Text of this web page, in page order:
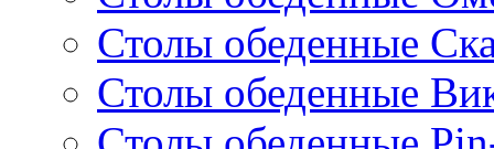
Столы обеденные
Столы обеденные